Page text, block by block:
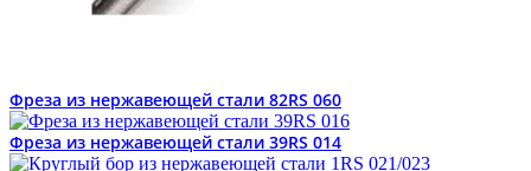
Фреза из нержавеющей стали 82RS 060
Фреза из нержавеющей стали 39RS 014